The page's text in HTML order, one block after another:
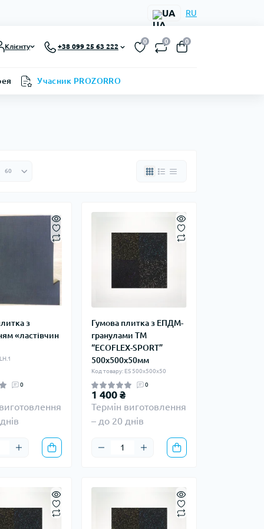
UA RU
Клієнту +38 099 25 63 222
0 0 0
Учасник PROZORRO
з
«ластівчин
0
Гумова плитка з ЕПДМ-
гранулами ТМ
“ECOFLEX-SPORT”
500х500х50мм
Код товару: ES 500х500х50
0
1 400 ₴
Термін виготовлення
– до 20 днів